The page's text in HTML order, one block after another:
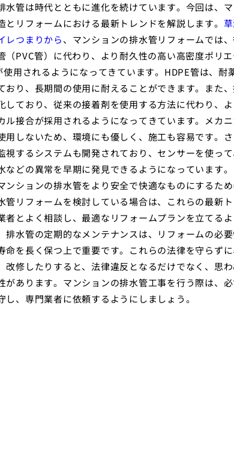
水管は時代とともに進化を続けています。今回は、
とリフォームにおける最新トレンドを解説します。
レつまりから、マンションの排水管リフォームでは
（PVC管）に代わり、より耐久性の高い高密度ポリ
使用されるようになってきています。HDPE管は、耐
おり、長期間の使用に耐えることができます。また
しており、従来の接着剤を使用する方法に代わり、
ル接合が採用されるようになってきています。メカ
用しないため、環境にも優しく、施工も容易です。
視するシステムも開発されており、センサーを使っ
などの異常を早期に発見できるようになっています
ンションの排水管をより安全で快適なものにするた
管リフォームを検討している場合は、これらの最新
者とよく相談し、最適なリフォームプランを立てる
排水管の定期的なメンテナンスは、リフォームの必
命を長く保つ上で重要です。これらの法律を守らず
改修したりすると、法律違反となるだけでなく、思
があります。マンションの排水管工事を行う際は、
し、専門業者に依頼するようにしましょう。